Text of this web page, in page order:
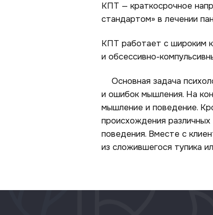
КПТ — краткосрочное
стандартом» в лечении
КПТ работает с широким
и обсессивно-
Основная задача
и ошибок мышления. На
мышление и поведение.
происхождения различных
поведения. Вместе с
из сложившегося тупика